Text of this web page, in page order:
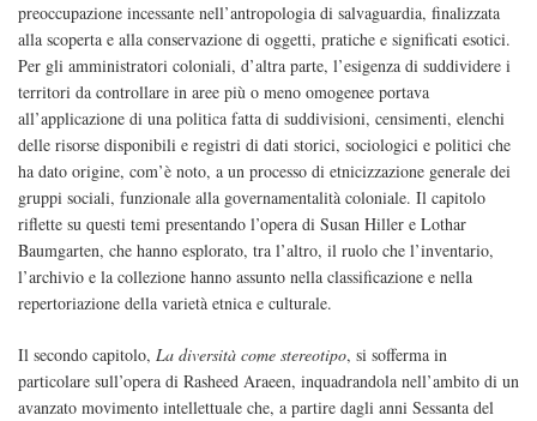
preoccupazione incessante nell’antropologia di salvaguardia, finalizzata
alla scoperta e alla conservazione di oggetti, pratiche e significati esotici.
Per gli amministratori coloniali, d’altra parte, l’esigenza di suddividere i
territori da controllare in aree più o meno omogenee portava
all’applicazione di una politica fatta di suddivisioni, censimenti, elenchi
delle risorse disponibili e registri di dati storici, sociologici e politici che
ha dato origine, com’è noto, a un processo di etnicizzazione generale dei
gruppi sociali, funzionale alla governamentalità coloniale. Il capitolo
riflette su questi temi presentando l’opera di Susan Hiller e Lothar
Baumgarten, che hanno esplorato, tra l’altro, il ruolo che l’inventario,
l’archivio e la collezione hanno assunto nella classificazione e nella
repertoriazione della varietà etnica e culturale.
Il secondo capitolo, La diversità come stereotipo, si sofferma in
particolare sull’opera di Rasheed Araeen, inquadrandola nell’ambito di un
avanzato movimento intellettuale che, a partire dagli anni Sessanta del